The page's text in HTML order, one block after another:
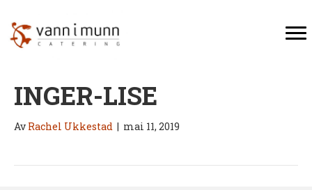
INGER-LISE
Av Rachel Ukkestad | mai 11, 2019